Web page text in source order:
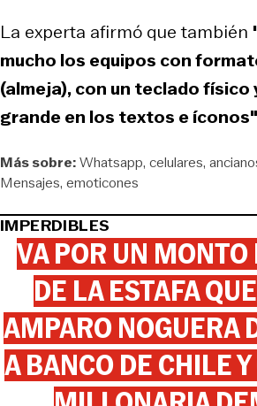
La experta afirmó que también
mucho los equipos con
(almeja), con un teclado físico
grande en los textos e íconos"
Más sobre:Whatsapp celulares
Mensajes emoticones
IMPERDIBLES
VA POR UN MONTO
DE LA ESTAFA
AMPARO NOGUERA
A BANCO DE CHILE